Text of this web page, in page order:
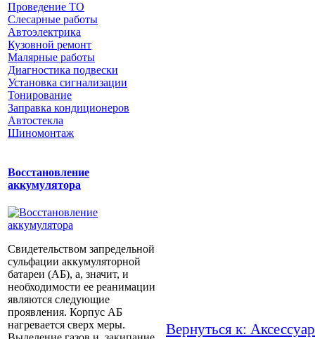
Проведение ТО
Слесарные работы
Автоэлектрика
Кузовной ремонт
Малярные работы
Диагностика подвески
Установка сигнализации
Тонирование
Заправка кондиционеров
Автостекла
Шиномонтаж
Восстановление
аккумулятора
Свидетельством запредельной
сульфации аккумуляторной
батареи (АБ), а, значит, и
необходимости ее реанимации
являются следующие
проявления. Корпус АБ
нагревается сверх меры.
Вернуться к: